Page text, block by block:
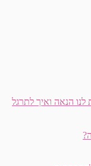
הנאה ואיך לתרגל